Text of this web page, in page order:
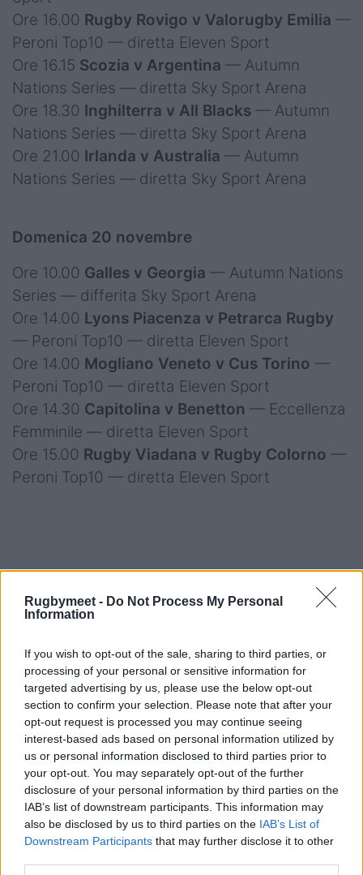
Rugbymeet - Do Not Process My Personal
Information
If you wish to opt-out of the sale, sharing to third parties, or
processing of your personal or sensitive information for
targeted advertising by us, please use the below opt-out
section to confirm your selection. Please note that after your
opt-out request is processed you may continue seeing
interest-based ads based on personal information utilized by
us or personal information disclosed to third parties prior to
your opt-out. You may separately opt-out of the further
disclosure of your personal information by third parties on the
IAB’s list of downstream participants. This information may
also be disclosed by us to third parties on the IAB’s List of
Downstream Participants that may further disclose it to other
Ore 16.00 Rugby Rovigo v Valorugby Emilia —
Peroni Top10 — diretta Eleven Sport
Ore 16.15 Scozia v Argentina — Autumn
Nations Series — diretta Sky Sport Arena
Ore 18.30 Inghilterra v All Blacks — Autumn
Nations Series — diretta Sky Sport Arena
Ore 21.00 Irlanda v Australia — Autumn
Nations Series — diretta Sky Sport Arena
Domenica 20 novembre
Ore 10.00 Galles v Georgia — Autumn Nations
Series — differita Sky Sport Arena
Ore 14.00 Lyons Piacenza v Petrarca Rugby
— Peroni Top10 — diretta Eleven Sport
Ore 14.00 Mogliano Veneto v Cus Torino —
Peroni Top10 — diretta Eleven Sport
Ore 14.30 Capitolina v Benetton — Eccellenza
Femminile — diretta Eleven Sport
Ore 15.00 Rugby Viadana v Rugby Colorno —
Peroni Top10 — diretta Eleven Sport